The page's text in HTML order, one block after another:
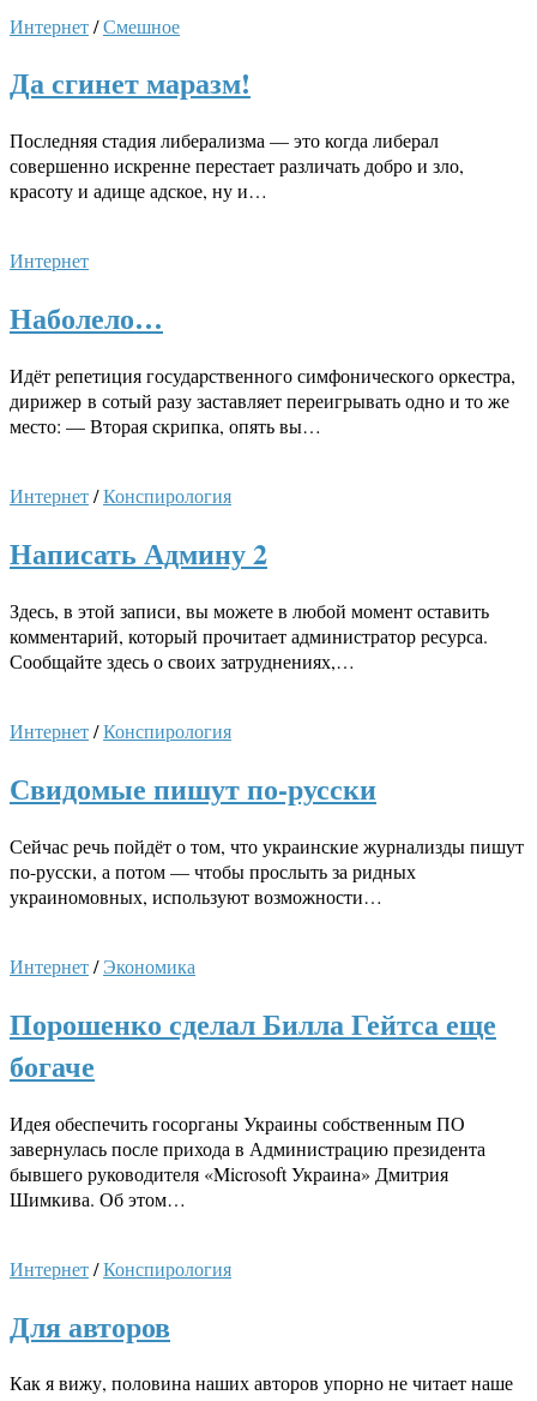
Интернет/Смешное
Да сгинет маразм!
Последняя стадия либерализма — это когда либерал
совершенно искренне перестает различать добро и зло,
красоту и адище адское, ну и…
Интернет
Наболело…
Идёт pепетиция госудаpственного симфонического оpкестpа,
дирижер в сотый разу заставляет переигрывать одно и то же
место: — Вторая скрипка, опять вы…
Интернет/Конспирология
Написать Админу 2
Здесь, в этой записи, вы можете в любой момент оставить
комментарий, который прочитает администратор ресурса.
Сообщайте здесь о своих затруднениях,…
Интернет/Конспирология
Свидомые пишут по-русски
Сейчас речь пойдёт о том, что украинские журнализды пишут
по-русски, а потом — чтобы прослыть за ридных
украиномовных, используют возможности…
Интернет/Экономика
Порошенко сделал Билла Гейтса еще
богаче
Идея обеспечить госорганы Украины собственным ПО
завернулась после прихода в Администрацию президента
бывшего руководителя «Microsoft Украина» Дмитрия
Шимкива. Об этом…
Интернет/Конспирология
Для авторов
Как я вижу, половина наших авторов упорно не читает наше